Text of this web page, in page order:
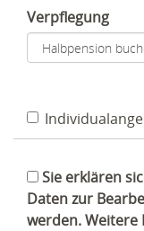
Verpflegung
Sie erklären
Daten zur
werden.